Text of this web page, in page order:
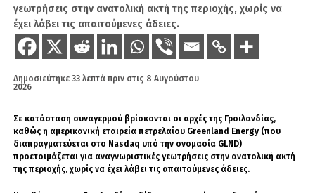
γεωτρήσεις στην ανατολική ακτή της περιοχής, χωρίς να
έχει λάβει τις απαιτούμενες άδειες.
Δημοσιεύτηκε 33 λεπτά πριν στις 8 Αυγούστου
2026
Σε κατάσταση συναγερμού βρίσκονται οι αρχές της Γροιλανδίας,
καθώς η αμερικανική εταιρεία πετρελαίου Greenland Energy (που
διαπραγματεύεται στο Nasdaq υπό την ονομασία GLND)
προετοιμάζεται για αναγνωριστικές γεωτρήσεις στην ανατολική ακτή
της περιοχής, χωρίς να έχει λάβει τις απαιτούμενες άδειες.